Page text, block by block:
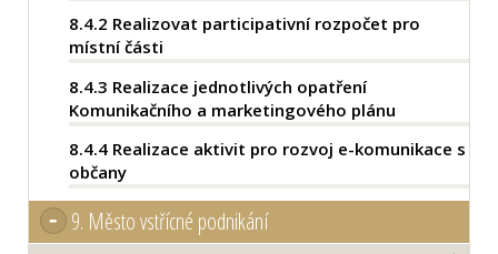
8.4.2 Realizovat participativní rozpočet pro
místní části
8.4.3 Realizace jednotlivých opatření
Komunikačního a marketingového plánu
8.4.4 Realizace aktivit pro rozvoj e-komunikace s
občany
9. Město vstřícné podnikání